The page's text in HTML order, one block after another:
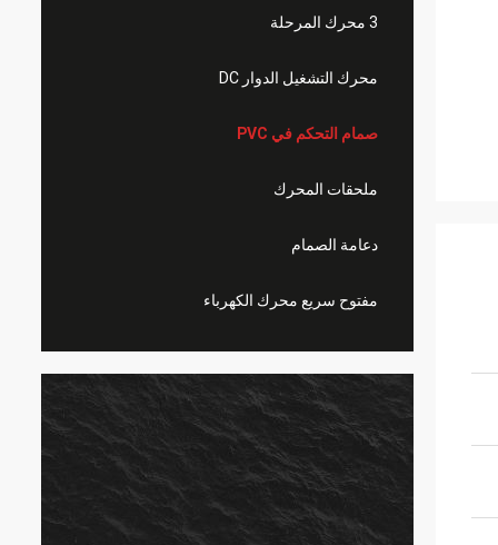
3 محرك المرحلة
محرك التشغيل الدوار DC
صمام التحكم في PVC
ملحقات المحرك
دعامة الصمام
مفتوح سريع محرك الكهرباء